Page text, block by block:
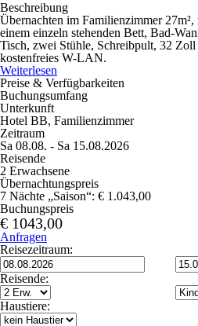
Beschreibung
Übernachten im Familienzimmer
einem einzeln stehenden Bett, Bad-
Tisch, zwei Stühle, Schreibpult, 32
kostenfreies W-LAN.
Weiterlesen
Preise & Verfügbarkeiten
Buchungsumfang
Unterkunft
Hotel BB, Familienzimmer
Zeitraum
Sa 08.08. - Sa 15.08.2026
Reisende
2 Erwachsene
Übernachtungspreis
7 Nächte „Saison“: € 1.043,00
Buchungspreis
€ 1043,00
Anfragen
Reisezeitraum:
Reisende:
Haustiere: